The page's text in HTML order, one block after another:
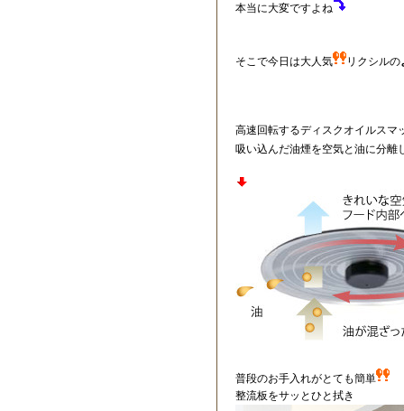
本当に大変ですよね
そこで今日は大人気 リクシルの
高速回転するディスクオイルスマ
吸い込んだ油煙を空気と油に分離
普段のお手入れがとても簡単
整流板をサッとひと拭き